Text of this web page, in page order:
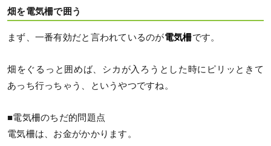
畑を電気柵で囲う
まず、一番有効だと言われているのが電気柵です。
畑をぐるっと囲めば、シカが入ろうとした時にピリッときて
あっち行っちゃう、というやつですね。
■電気柵のちだ的問題点
電気柵は、お金がかかります。